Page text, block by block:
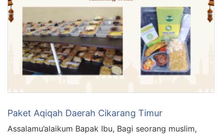
Paket Aqiqah Daerah Cikarang Timur
Assalamu’alaikum Bapak Ibu, Bagi seorang muslim,